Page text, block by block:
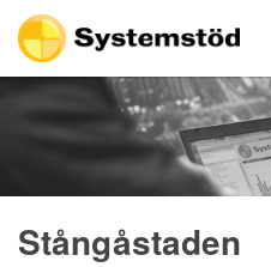
Stångåstaden